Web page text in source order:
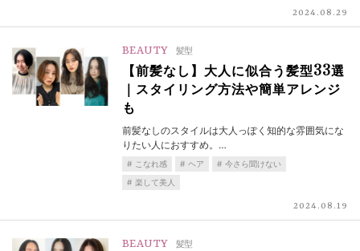
2024.08.29
BEAUTY 髪型
【前髪なし】大人に似合う髪型33選
｜スタイリング方法や簡単アレンジ
も
前髪なしのスタイルは大人っぽく知的な雰囲気にな
りたい人におすすめ。…
こなれ感 ヘア
今さら聞けない
楽して美人
2024.08.19
BEAUTY 髪型